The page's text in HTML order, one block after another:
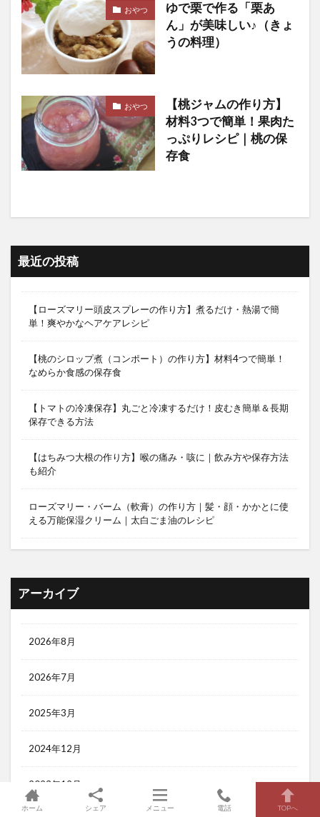
おやつ
ゆで栗で作る「栗あ
ん」が美味しい♪（きょ
うの料理）
おやつ
【桃ジャムの作り方】
材料3つで簡単！果肉た
っぷりレシピ｜桃の保
存食
最近の投稿
【ローズマリー頭皮スプレーの作り方】煮るだけ・熱湯で簡
単！爽やかなヘアケアレシピ
【桃のシロップ煮（コンポート）の作り方】材料4つで簡単！
なめらか食感の保存食
【トマトの冷凍保存】丸ごと冷凍するだけ！皮むき簡単＆長期
保存できる方法
【はちみつ大根の作り方】喉の痛み・咳に｜飲み方や保存方法
も紹介
ローズマリー・バーム（軟膏）の作り方｜髪・顔・かかとに使
える万能保湿クリーム｜太白ごま油のレシピ
アーカイブ
2026年8月
2026年7月
2025年3月
2024年12月
2023年12月
ホーム シェア メニュー 電話 TOPへ